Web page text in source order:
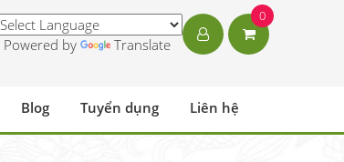
Powered by Translate
0
Blog Tuyển dụng Liên hệ